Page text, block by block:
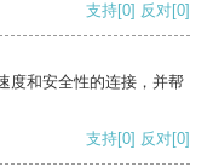
支持[0] 反对[0]
度和安全性的连接，并帮
支持[0] 反对[0]